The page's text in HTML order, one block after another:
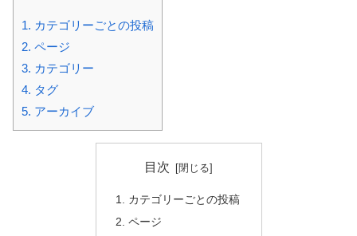
1. カテゴリーごとの投稿
2. ページ
3. カテゴリー
4. タグ
5. アーカイブ
目次
カテゴリーごとの投稿
ページ